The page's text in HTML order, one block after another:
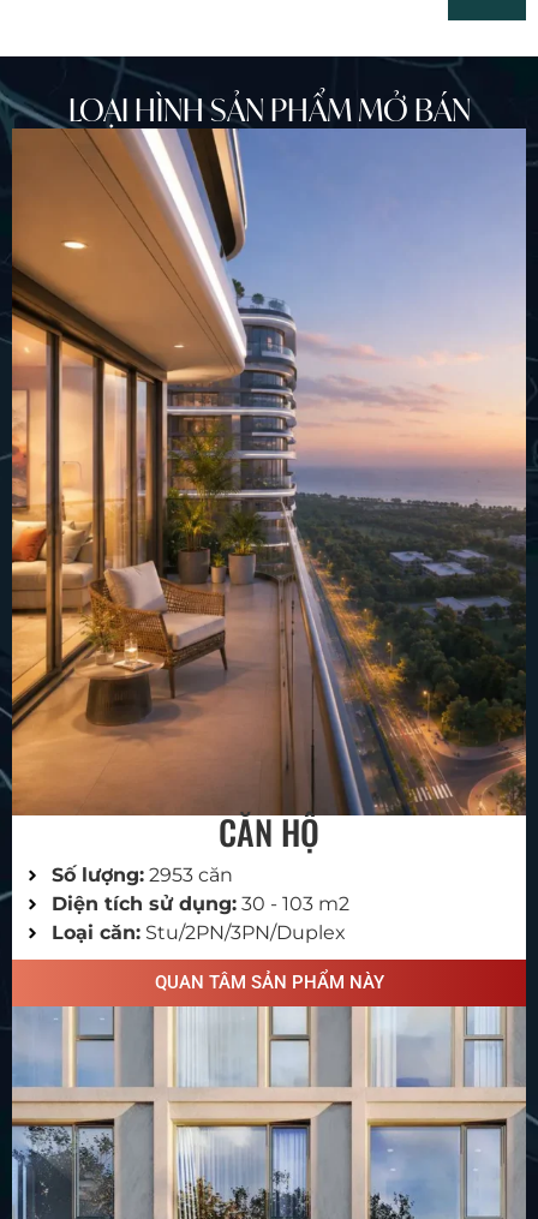
LOẠI HÌNH SẢN PHẨM MỞ BÁN
CĂN HỘ
Số lượng:2953 căn
Diện tích sử dụng:30 - 103 m2
Loại căn:Stu/2PN/3PN/Duplex
QUAN TÂM SẢN PHẨM NÀY